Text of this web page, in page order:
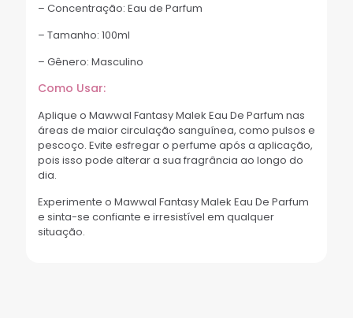
– Concentração: Eau de Parfum
– Tamanho: 100ml
– Gênero: Masculino
Como Usar:
Aplique o Mawwal Fantasy Malek Eau De Parfum nas
áreas de maior circulação sanguínea, como pulsos e
pescoço. Evite esfregar o perfume após a aplicação,
pois isso pode alterar a sua fragrância ao longo do
dia.
Experimente o Mawwal Fantasy Malek Eau De Parfum
e sinta-se confiante e irresistível em qualquer
situação.